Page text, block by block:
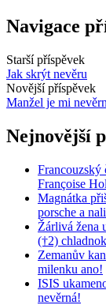
Navigace
Starší příspěvek
Jak skrýt nevěru
Novější příspěvek
Manžel je mi
Nejnovější
Francouzský
Françoise
Magnátka
porsche a
Žárlivá žena
(†2)
Zemanův
milenku ano!
ISIS
nevěrná!